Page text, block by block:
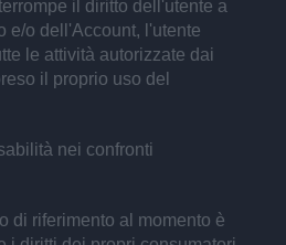
il diritto dell'utente a
e/o dell'Account, l'utente
le attività autorizzate dai
il proprio uso del
nei confronti
di riferimento al momento è